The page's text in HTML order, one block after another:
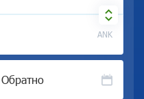
ANK
Обратно